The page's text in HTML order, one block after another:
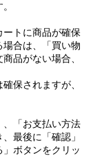
ートに商品が確保
合は、「買い物
品がない場合、
保されますが、
、「お支払い方法
最後に「確認」
ボタンをクリッ